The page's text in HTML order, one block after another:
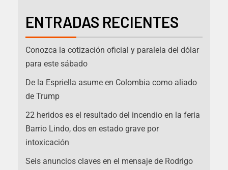
ENTRADAS RECIENTES
Conozca la cotización oficial y paralela del dólar
para este sábado
De la Espriella asume en Colombia como aliado
de Trump
22 heridos es el resultado del incendio en la feria
Barrio Lindo, dos en estado grave por
intoxicación
Seis anuncios claves en el mensaje de Rodrigo